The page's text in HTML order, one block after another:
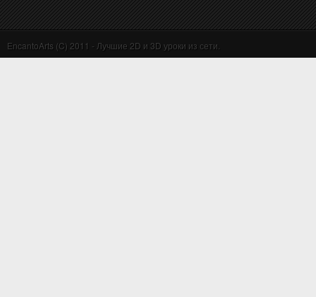
EncantoArts (C) 2011 - Лучшие 2D и 3D уроки из сети.